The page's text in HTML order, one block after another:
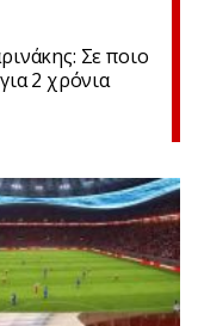
Σε ποιο
2 χρόνια